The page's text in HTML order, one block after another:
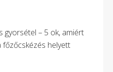
gyorsétel – 5 ok, amiért
főzőcskézés helyett